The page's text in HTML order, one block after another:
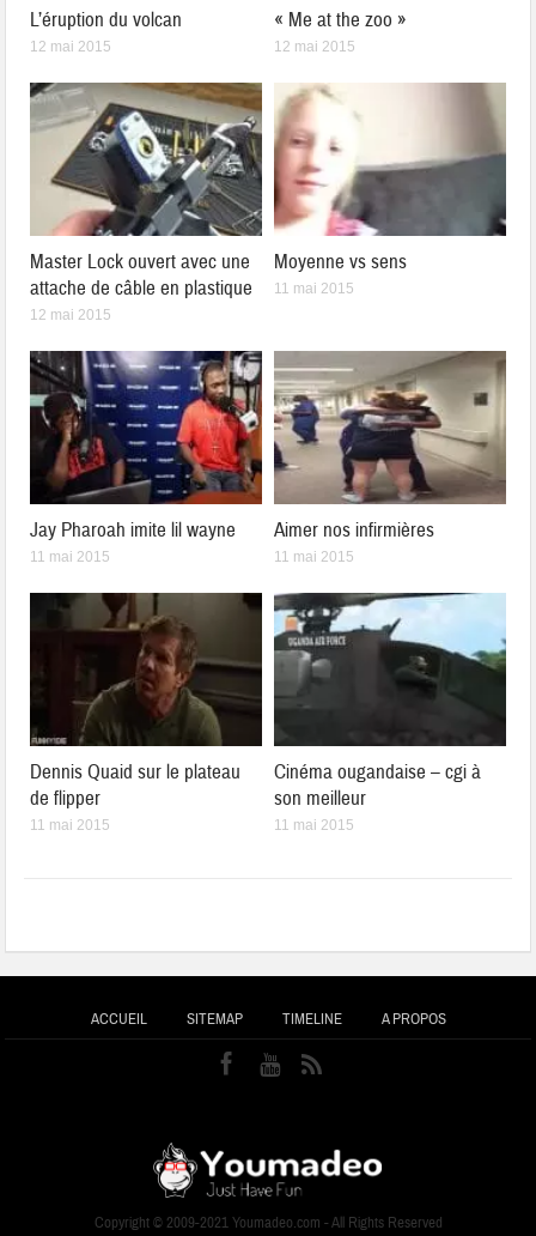
L’éruption du volcan
12 mai 2015
« Me at the zoo »
12 mai 2015
Master Lock ouvert avec une
attache de câble en plastique
12 mai 2015
Moyenne vs sens
11 mai 2015
Jay Pharoah imite lil wayne
11 mai 2015
Aimer nos infirmières
11 mai 2015
Dennis Quaid sur le plateau
de flipper
11 mai 2015
Cinéma ougandaise – cgi à
son meilleur
11 mai 2015
ACCUEIL SITEMAP TIMELINE A PROPOS
Copyright © 2009-2021 Youmadeo.com - All Rights Reserved